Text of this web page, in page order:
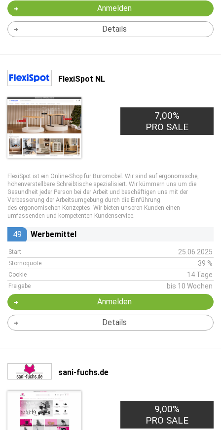
Anmelden
Details
FlexiSpot NL
7,00%
PRO SALE
FlexiSpot ist ein Online-Shop für Büromöbel. Wir sind auf ergonomische,
höhenverstellbare Schreibtische spezialisiert. Wir kümmern uns um die
Gesundheit jeder Person bei der Arbeit und beschäftigen uns mit der
Verbesserung der Arbeitsumgebung durch die Einführung
des ergonomischen Konzeptes. Wir bieten unseren Kunden einen
umfassenden und kompetenten Kundenservice.
49 Werbemittel
Start 25.06.2025
Stornoquote 39 %
Cookie 14 Tage
Freigabe bis 10 Wochen
Anmelden
Details
sani-fuchs.de
9,00%
PRO SALE